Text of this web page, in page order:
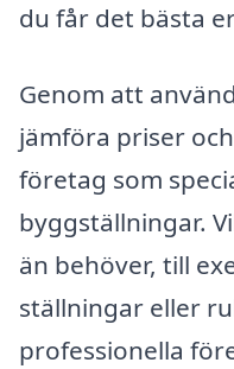
du får det bästa
Genom att
jämföra priser
företag som
byggställningar.
än behöver, till
ställningar eller
professionella